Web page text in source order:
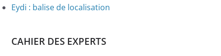
Eydi : balise de localisation
CAHIER DES EXPERTS